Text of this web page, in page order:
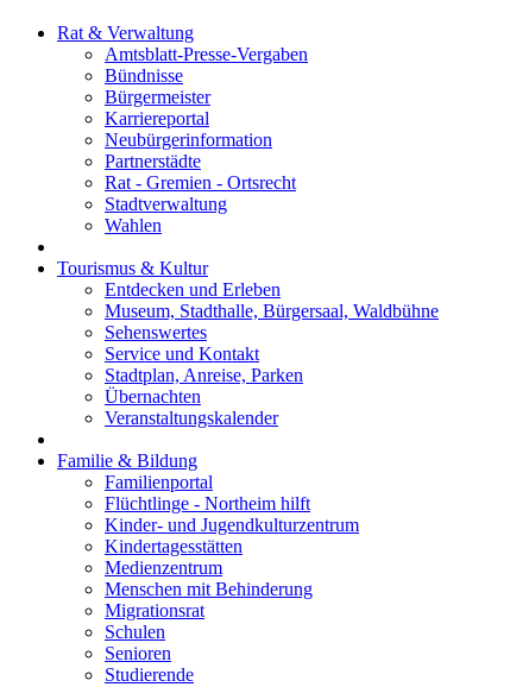
Rat & Verwaltung
Amtsblatt-Presse-Vergaben
Bündnisse
Bürgermeister
Karriereportal
Neubürgerinformation
Partnerstädte
Rat - Gremien - Ortsrecht
Stadtverwaltung
Wahlen
Tourismus & Kultur
Entdecken und Erleben
Museum, Stadthalle, Bürgersaal, Waldbühne
Sehenswertes
Service und Kontakt
Stadtplan, Anreise, Parken
Übernachten
Veranstaltungskalender
Familie & Bildung
Familienportal
Flüchtlinge - Northeim hilft
Kinder- und Jugendkulturzentrum
Kindertagesstätten
Medienzentrum
Menschen mit Behinderung
Migrationsrat
Schulen
Senioren
Studierende